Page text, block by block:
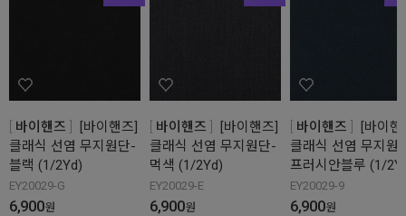
바이핸즈
[바이핸즈]
클래식 선염 무지원단-
블랙 (1/2Yd)
EY20029-G
6,900원
바이핸즈
[바이핸즈]
클래식 선염 무지원단-
먹색 (1/2Yd)
EY20029-E
6,900원
바이핸즈
[바이핸
클래식 선염 무지원
프러시안블루 (1/
EY20029-9
6,900원